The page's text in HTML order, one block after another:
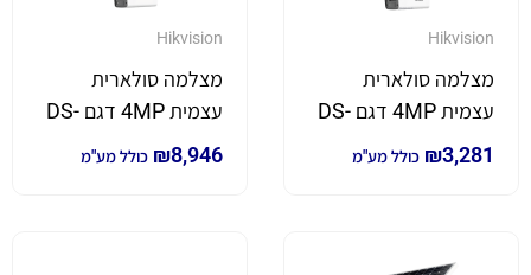
Hikvision
מצלמה סולארית
עצמית 4MP דגם DS-
2XS2T47G1-
₪3,281 כולל מע"מ
Hikvision
מצלמה סולארית
עצמית 4MP דגם DS-
2XS6A47G1-
₪8,946 כולל מע"מ